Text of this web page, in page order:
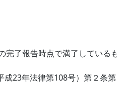
了報告時点で満了してい
23年法律第108号）第２条